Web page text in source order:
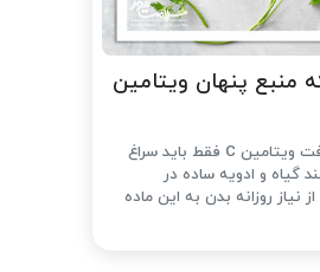
منبع پنهان ویتامین
شاید تصور کنید برای دریافت ویتامین C فقط باید سراغ
گیاه و ادویه ساده در
نیاز روزانه بدن به این ماده